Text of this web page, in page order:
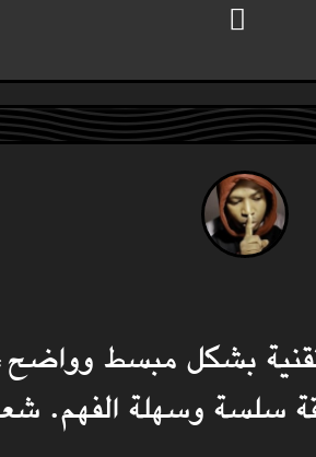
بشكل مبسط
سلسة وسهلة الفهم.